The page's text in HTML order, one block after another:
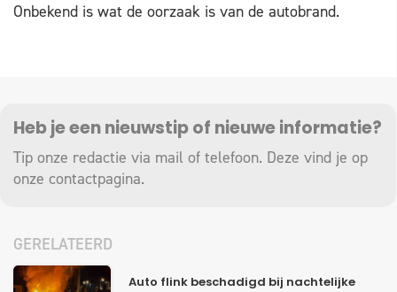
Onbekend is wat de oorzaak is van de autobrand.
Heb je een nieuwstip of nieuwe informatie?
Tip onze redactie via mail of telefoon. Deze vind je op
onze contactpagina.
GERELATEERD
Auto flink beschadigd bij nachtelijke